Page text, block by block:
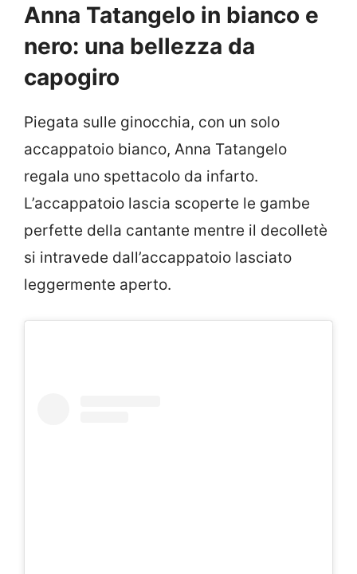
Anna Tatangelo in bianco e
nero: una bellezza da
capogiro
Piegata sulle ginocchia, con un solo
accappatoio bianco, Anna Tatangelo
regala uno spettacolo da infarto.
L’accappatoio lascia scoperte le gambe
perfette della cantante mentre il decolletè
si intravede dall’accappatoio lasciato
leggermente aperto.